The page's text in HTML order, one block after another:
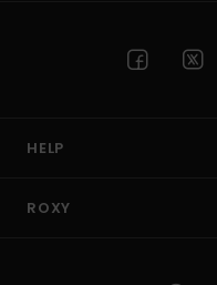
HELP
ROXY